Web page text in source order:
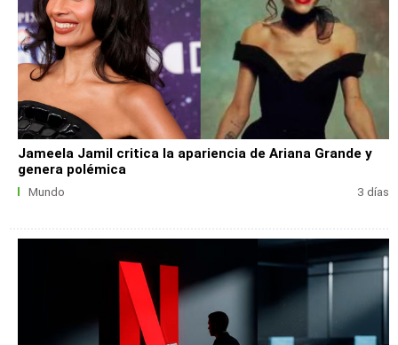
Jameela Jamil critica la apariencia de Ariana Grande y
genera polémica
Mundo 3 días